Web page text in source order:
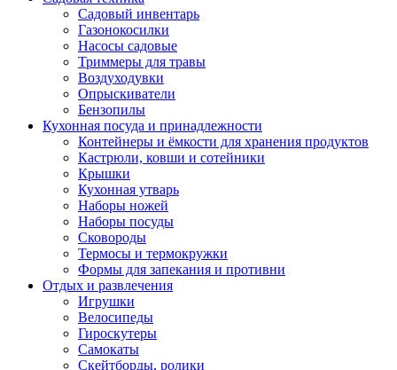
Садовый инвентарь
Газонокосилки
Насосы садовые
Триммеры для травы
Воздуходувки
Опрыскиватели
Бензопилы
Кухонная посуда и принадлежности
Контейнеры и ёмкости для хранения продуктов
Кастрюли, ковши и сотейники
Крышки
Кухонная утварь
Наборы ножей
Наборы посуды
Сковороды
Термосы и термокружки
Формы для запекания и противни
Отдых и развлечения
Игрушки
Велосипеды
Гироскутеры
Самокаты
Скейтборды, ролики